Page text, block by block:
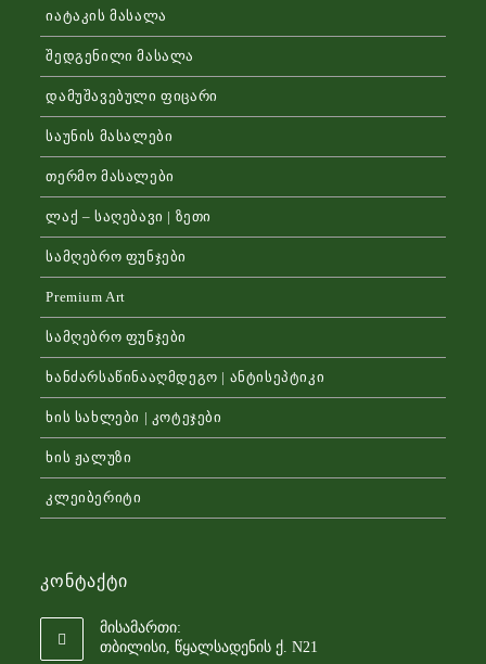
იატაკის მასალა
შედგენილი მასალა
დამუშავებული ფიცარი
საუნის მასალები
თერმო მასალები
ლაქ – საღებავი | ზეთი
სამღებრო ფუნჯები
Premium Art
სამღებრო ფუნჯები
ხანძარსაწინააღმდეგო | ანტისეპტიკი
ხის სახლები | კოტეჯები
ხის ჟალუზი
კლეიბერიტი
Კონტაქტი
მისამართი:
თბილისი, წყალსადენის ქ. N21